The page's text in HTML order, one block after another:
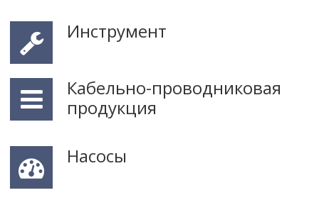
Инструмент
Кабельно-проводниковая
продукция
Насосы